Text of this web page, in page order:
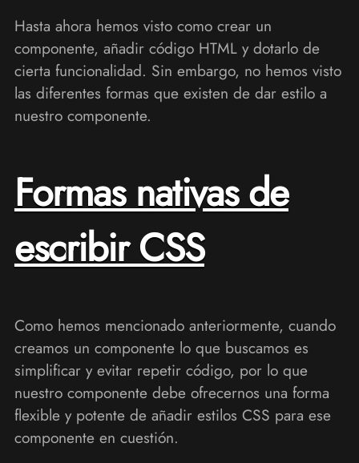
Hasta ahora hemos visto como crear un
componente, añadir código HTML y dotarlo de
cierta funcionalidad. Sin embargo, no hemos visto
las diferentes formas que existen de dar estilo a
nuestro componente.
Formas nativas de
escribir CSS
Como hemos mencionado anteriormente, cuando
creamos un componente lo que buscamos es
simplificar y evitar repetir código, por lo que
nuestro componente debe ofrecernos una forma
flexible y potente de añadir estilos CSS para ese
componente en cuestión.